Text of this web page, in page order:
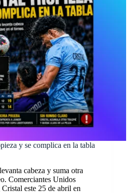
y se complica en la tabla
cabeza y suma otra
Comerciantes Unidos
este 25 de abril en